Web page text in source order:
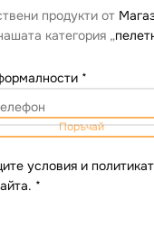
продукти от
категория „
*
Поръчай
условия и
*